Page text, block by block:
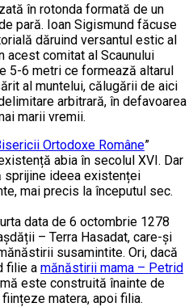
în rotonda formată de un
pară. Ioan Sigismund făcuse
dăruind versantul estic al
acest comitat al Scaunului
5-6 metri ce formează altarul
al muntelui, călugării de aici
arbitrară, în defavoarea
marii vremii.
Ortodoxe Române”
abia în secolul XVI. Dar
sprijine ideea existenței
mai precis la începutul sec.
data de 6 octombrie 1278
– Terra Hasadat, care-și
susamintite. Ori, dacă
filie a mănăstirii mama – Petrid
este construită înainte de
matera, apoi filia.